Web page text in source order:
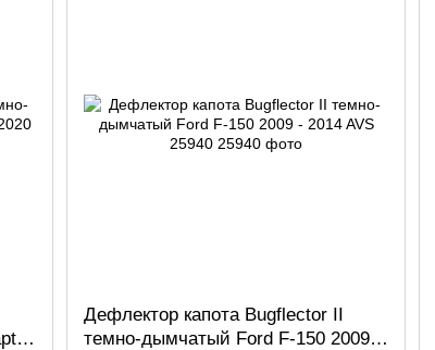
Дефлектор капота Bugflector II
темно-дымчатый Ford F-150 2009 -